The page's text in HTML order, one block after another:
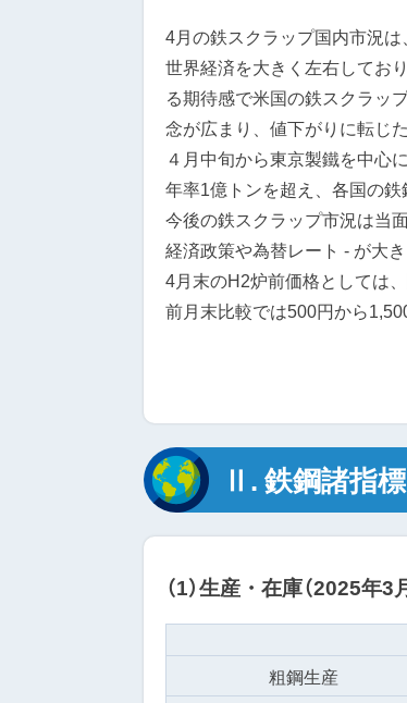
4月の鉄スクラップ国内市況
世界経済を大きく左右してお
る期待感で米国の鉄スクラッ
念が広まり、値下がりに転じ
４月中旬から東京製鐵を中心
年率1億トンを超え、各国の
今後の鉄スクラップ市況は当
経済政策や為替レート - が大
4月末のH2炉前価格としては
前月末比較では500円から
Ⅱ. 鉄鋼諸指標
（1）生産・在庫（2025年3
粗鋼生産